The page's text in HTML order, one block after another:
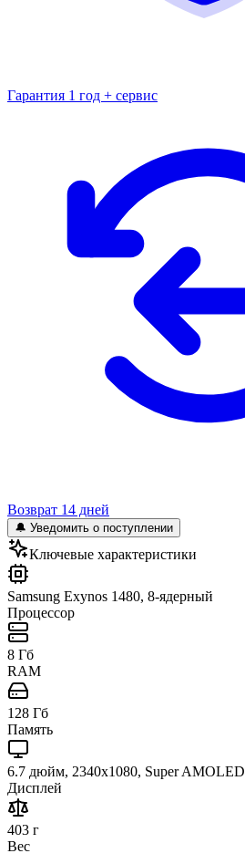
Гарантия 1 год + сервис
Возврат 14 дней
🔔 Уведомить о поступлении
Ключевые характеристики
Samsung Exynos 1480, 8-ядерный
Процессор
8 Гб
RAM
128 Гб
Память
6.7 дюйм, 2340x1080, Super AMOLED
Дисплей
403 г
Вес